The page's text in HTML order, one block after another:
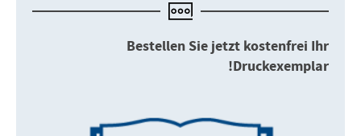
Bestellen Sie jetzt kostenfrei Ihr
Druckexemplar!